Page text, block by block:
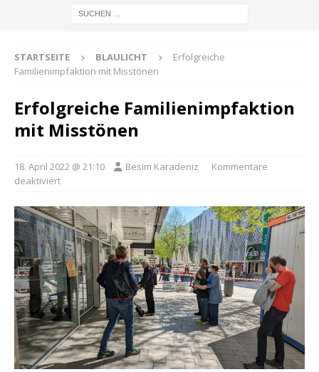
STARTSEITE BLAULICHT
Erfolgreiche
Familienimpfaktion mit Misstönen
Erfolgreiche Familienimpfaktion
mit Misstönen
18. April 2022 @ 21:10 Besim Karadeniz
Kommentare
deaktiviert